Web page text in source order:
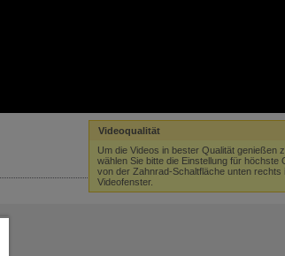
Videoqualität
Um die Videos in bester Qualität genießen
wählen Sie bitte die Einstellung für höchste
von der Zahnrad-Schaltfläche unten rechts
Videofenster.